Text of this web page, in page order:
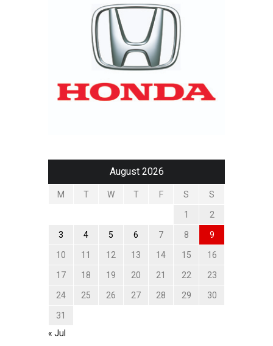
August 2026
M T W T F S S
1 2
3 4 5 6 7 8 9
10 11 12 13 14 15 16
17 18 19 20 21 22 23
24 25 26 27 28 29 30
31
« Jul